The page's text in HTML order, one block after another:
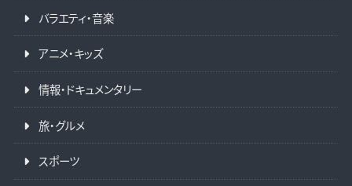
バラエティ・音楽
アニメ・キッズ
情報・ドキュメンタリー
旅・グルメ
スポーツ